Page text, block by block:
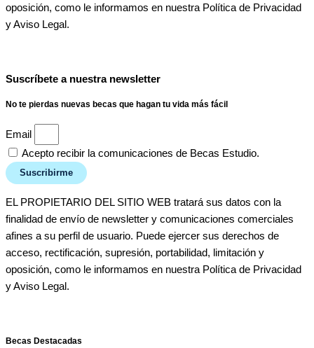
oposición, como le informamos en nuestra Política de Privacidad
y Aviso Legal.
Suscríbete a nuestra newsletter
No te pierdas nuevas becas que hagan tu vida más fácil
Email
Acepto recibir la comunicaciones de Becas Estudio.
Suscribirme
EL PROPIETARIO DEL SITIO WEB tratará sus datos con la
finalidad de envío de newsletter y comunicaciones comerciales
afines a su perfil de usuario. Puede ejercer sus derechos de
acceso, rectificación, supresión, portabilidad, limitación y
oposición, como le informamos en nuestra Política de Privacidad
y Aviso Legal.
Becas Destacadas